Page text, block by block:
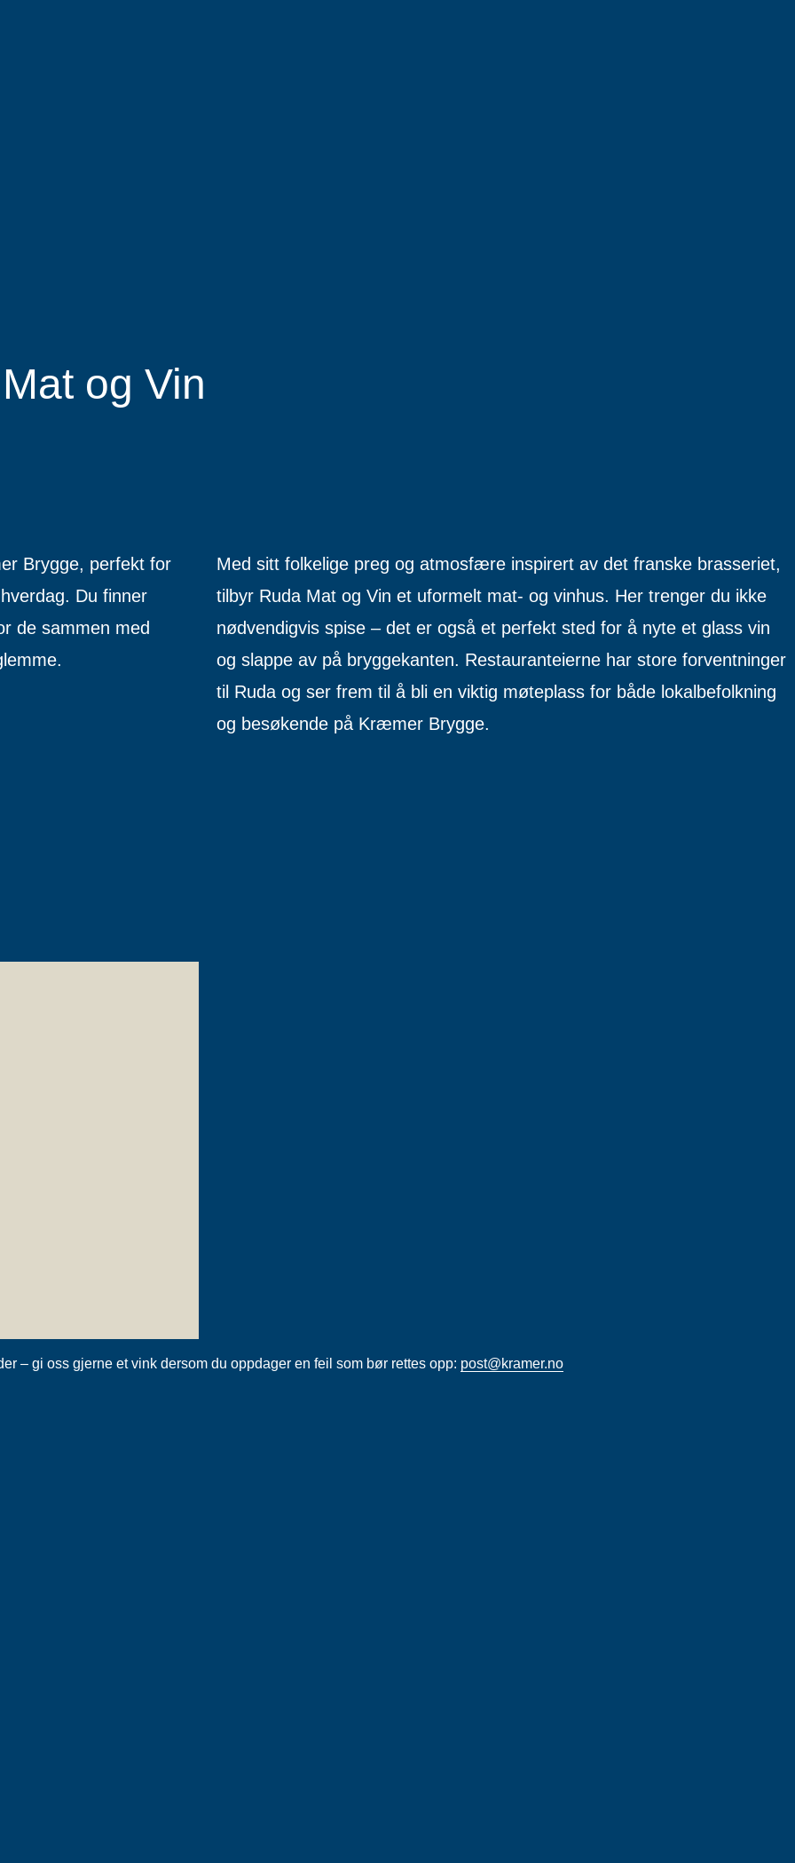
og Vin
Brygge, perfekt for
Du finner
de sammen med
Med sitt folkelige preg og atmosfære inspirert av det franske brasseriet,
tilbyr Ruda Mat og Vin et uformelt mat- og vinhus. Her trenger du ikke
nødvendigvis spise – det er også et perfekt sted for å nyte et glass vin
og slappe av på bryggekanten. Restauranteierne har store forventninger
til Ruda og ser frem til å bli en viktig møteplass for både lokalbefolkning
og besøkende på Kræmer Brygge.
– gi oss gjerne et vink dersom du oppdager en feil som bør rettes opp: post@kramer.no